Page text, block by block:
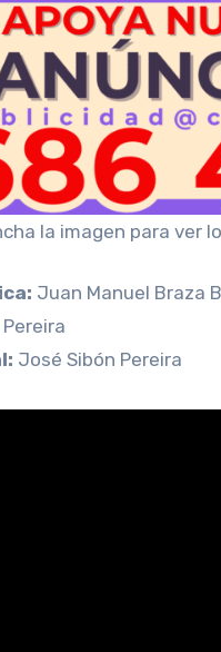
la imagen para ver
Juan Manuel Braza
José Sibón Pereira